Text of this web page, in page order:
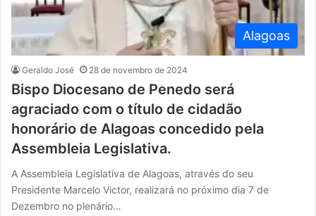
Alagoas
Geraldo José 28 de novembro de 2024
Bispo Diocesano de Penedo será
agraciado com o título de cidadão
honorário de Alagoas concedido pela
Assembleia Legislativa.
A Assembleia Legislativa de Alagoas, através do seu
Presidente Marcelo Victor, realizará no próximo dia 7 de
Dezembro no plenário…